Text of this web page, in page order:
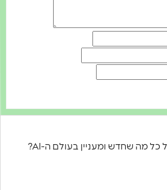
רוצים לקבל עדכונים על כל מה שחדש ומעניין בעולם ה-AI?